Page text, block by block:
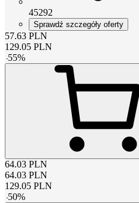
45292
Sprawdź szczegóły oferty
57.63 PLN
129.05 PLN
-55%
64.03 PLN
64.03 PLN
129.05 PLN
-50%